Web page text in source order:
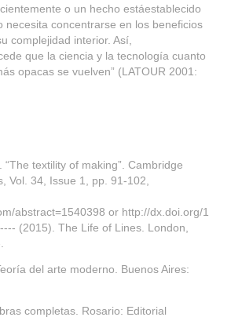
o un hecho estáestablecido
necesita concentrarse en los beneficios
complejidad interior. Así,
que la ciencia y la tecnología cuanto
opacas se vuelven” (LATOUR 2001:
textility of making”. Cambridge
Vol. 34, Issue 1, pp. 91-102,
abstract=1540398 or http://dx.doi.org/1
(2015). The Life of Lines. London,
del arte moderno. Buenos Aires:
completas. Rosario: Editorial